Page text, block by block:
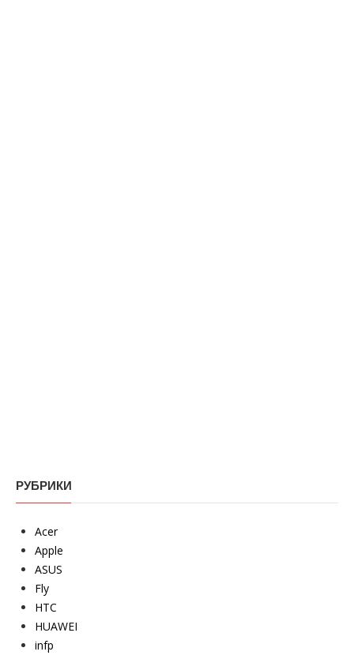
РУБРИКИ
Acer
Apple
ASUS
Fly
HTC
HUAWEI
infp